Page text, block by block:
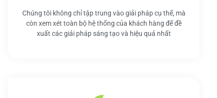
Chúng tôi không chỉ tập trung vào giải pháp cụ thể, mà
còn xem xét toàn bộ hệ thống của khách hàng để đề
xuất các giải pháp sáng tạo và hiệu quả nhất